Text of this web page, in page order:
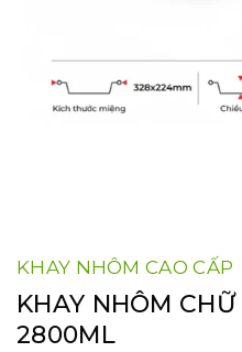
KHAY NHÔM CAO CẤP
KHAY NHÔM
2800ML